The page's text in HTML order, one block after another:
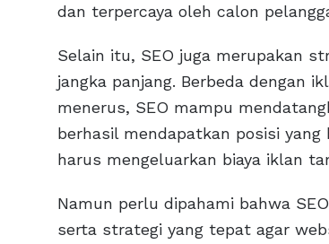
dan terpercaya oleh calon
Selain itu, SEO juga merupakan
jangka panjang. Berbeda dengan
menerus, SEO mampu
berhasil mendapatkan posisi
harus mengeluarkan biaya iklan
Namun perlu dipahami bahwa
serta strategi yang tepat agar